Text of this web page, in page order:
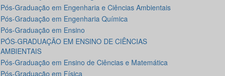
Pós-Graduação em Engenharia e Ciências Ambientais
Pós-Graduação em Engenharia Química
Pós-Graduação em Ensino
PÓS-GRADUAÇÃO EM ENSINO DE CIÊNCIAS
AMBIENTAIS
Pós-Graduação em Ensino de Ciências e Matemática
Pós-Graduação em Física